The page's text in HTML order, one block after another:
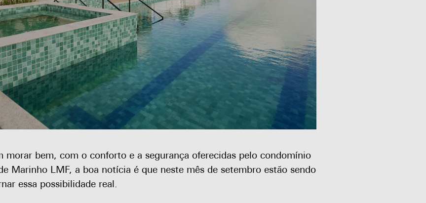
morar bem, com o conforto e a segurança oferecidas pelo condomínio
Marinho LMF, a boa notícia é que neste mês de setembro estão sendo
essa possibilidade real.